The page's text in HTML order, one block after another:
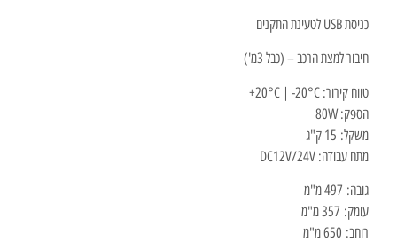
כניסת USB לטעינת התקנים
חיבור למצת הרכב – (כבל 3מ')
טווח קירור: 20°C | -20°C+
הספק: 80W
משקל: 15 ק"ג
מתח עבודה: DC12V/24V
גובה: 497 מ"מ
עומק: 357 מ"מ
רוחב: 650 מ"מ